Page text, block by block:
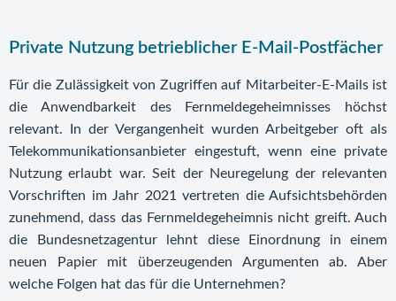
Private Nutzung betrieblicher E-Mail-Postfächer
Für die Zulässigkeit von Zugriffen auf Mitarbeiter-E-Mails ist
die Anwendbarkeit des Fernmeldegeheimnisses höchst
relevant. In der Vergangenheit wurden Arbeitgeber oft als
Telekommunikationsanbieter eingestuft, wenn eine private
Nutzung erlaubt war. Seit der Neuregelung der relevanten
Vorschriften im Jahr 2021 vertreten die Aufsichtsbehörden
zunehmend, dass das Fernmeldegeheimnis nicht greift. Auch
die Bundesnetzagentur lehnt diese Einordnung in einem
neuen Papier mit überzeugenden Argumenten ab. Aber
welche Folgen hat das für die Unternehmen?